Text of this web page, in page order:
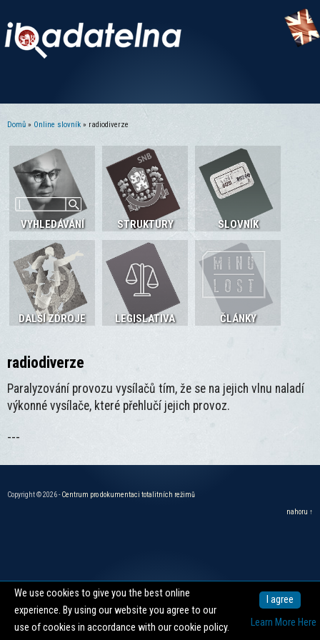
Domů » Online slovník » radiodiverze
VYHLEDÁVÁNÍ STRUKTURY SLOVNÍK
DALŠÍ ZDROJE LEGISLATIVA ČLÁNKY
radiodiverze
Paralyzování provozu vysílačů tím, že se na jejich vlnu naladí
výkonné vysílače, které přehlučí jejich provoz.
---
Copyright © 2026 -Centrum pro dokumentaci totalitních režimů
nahoru ↑
We use cookies to give you the best online
experience. By using our website you agree to our
use of cookies in accordance with our cookie policy.
I agree
Learn More Here